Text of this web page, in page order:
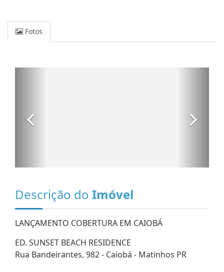
Fotos
Descrição do Imóvel
LANÇAMENTO COBERTURA EM CAIOBÁ
ED. SUNSET BEACH RESIDENCE
Rua Bandeirantes, 982 - Caiobá - Matinhos PR